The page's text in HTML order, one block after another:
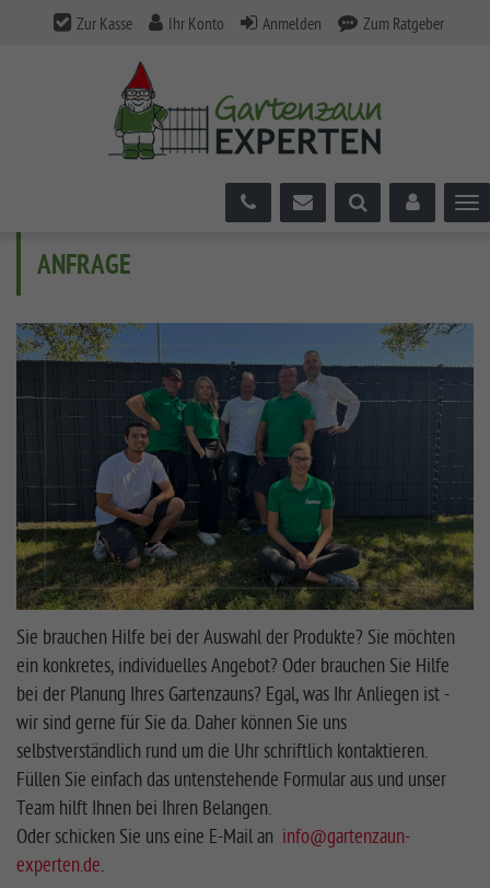
Zur Kasse Ihr Konto Anmelden Zum Ratgeber
ANFRAGE
Sie brauchen Hilfe bei der Auswahl der Produkte? Sie möchten
ein konkretes, individuelles Angebot? Oder brauchen Sie Hilfe
bei der Planung Ihres Gartenzauns? Egal, was Ihr Anliegen ist -
wir sind gerne für Sie da. Daher können Sie uns
selbstverständlich rund um die Uhr schriftlich kontaktieren.
Füllen Sie einfach das untenstehende Formular aus und unser
Team hilft Ihnen bei Ihren Belangen.
Oder schicken Sie uns eine E-Mail an info@gartenzaun-
experten.de.